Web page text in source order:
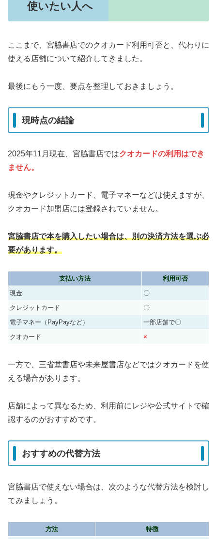
使いたい人へ
ここまで、宮脇書店でのクオカード利用可否と、代わりに
使える店舗について紹介してきました。
最後にもう一度、要点を整理しておきましょう。
現時点の結論
2025年11月現在、宮脇書店ではクオカードの利用はでき
ません。
現金やクレジットカード、電子マネーなどは使えますが、
クオカード加盟店には登録されていません。
宮脇書店で本を購入したい場合は、別の決済方法を選ぶ必
要があります。
支払い方法
利用可否
現金
〇
クレジットカード
〇
電子マネー（PayPayなど）
一部店舗で〇
クオカード
×
一方で、三省堂書店や未来屋書店などではクオカードを使
える場合があります。
店舗によって異なるため、利用前にレジや公式サイトで確
認するのがおすすめです。
おすすめの代替方法
宮脇書店で使えない場合は、次のような代替方法を検討し
てみましょう。
方法
特徴